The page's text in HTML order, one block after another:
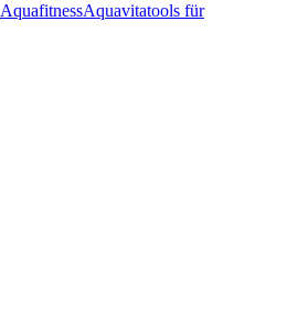
AquafitnessAquavitatools für